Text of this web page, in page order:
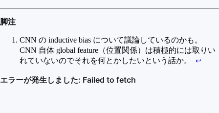
脚注
CNN の inductive bias について議論しているのかも。
CNN 自体 global feature（位置関係）は積極的には取りい
れていないのでそれを何とかしたいという話か。
↩︎